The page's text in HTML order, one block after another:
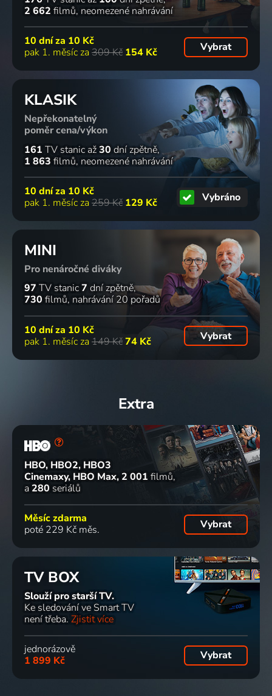
2 662 filmů neomezené nahrávání
10 dní za 10 Kč
pak 1. měsíc za 309 Kč 154 Kč Vybrat
KLASIK
Nepřekonatelný
poměr cena/výkon
161 TV stanic až30 dní zpětně
1 863 filmů neomezené nahrávání
10 dní za 10 Kč
pak 1. měsíc za 259 Kč 129 Kč Vybráno
MINI
Pro nenáročné diváky
97 TV stanic7 dní zpětně
730 filmů nahrávání 20 pořadů
10 dní za 10 Kč
pak 1. měsíc za 149 Kč74 Kč Vybrat
Extra
HBO, HBO2, HBO3
Cinemaxy, HBO Max 2 001 filmů
a 280 seriálů
Měsíc zdarma
poté 229 Kč měs.
Vybrat
TV BOX
Slouží pro starší TV.
Ke sledování ve Smart TV
není třeba. Zjistit více
jednorázově
1 899 Kč
Vybrat